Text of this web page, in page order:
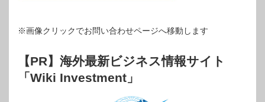
※画像クリックでお問い合わせページへ移動します
【PR】海外最新ビジネス情報サイト
「Wiki Investment」